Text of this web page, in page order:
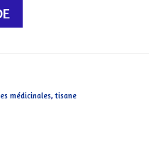
médicinales,tisane